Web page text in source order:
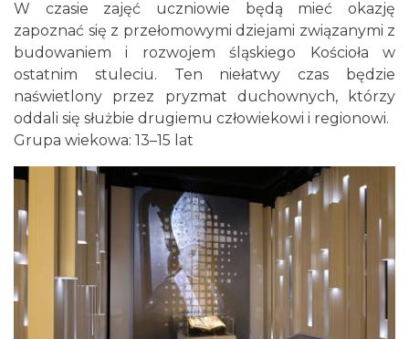
W czasie zajęć uczniowie będą mieć okazję
zapoznać się z przełomowymi dziejami związanymi z
budowaniem i rozwojem śląskiego Kościoła w
ostatnim stuleciu. Ten niełatwy czas będzie
naświetlony przez pryzmat duchownych, którzy
oddali się służbie drugiemu człowiekowi i regionowi.
Grupa wiekowa: 13–15 lat